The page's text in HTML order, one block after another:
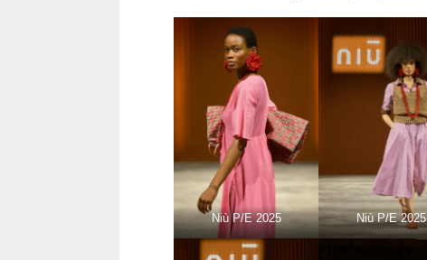
Niù P/E 2025 Niù P/E 2025